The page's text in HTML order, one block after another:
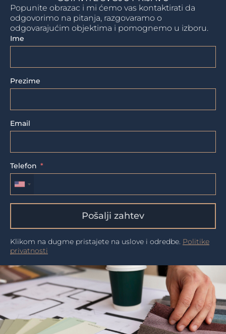
Popunite obrazac i mi ćemo vas kontaktirati da
odgovorimo na pitanja, razgovaramo o
odgovarajućim objektima i pomognemo u izboru.
Ime
Prezime
Email
Telefon
Pošalji zahtev
Klikom na dugme pristajete na uslove i odredbe. Politike
privatnosti